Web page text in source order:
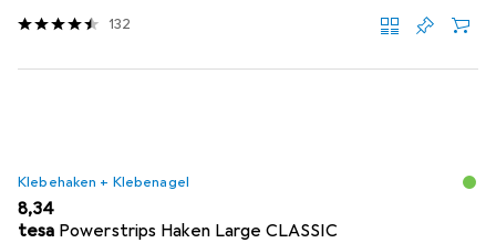
132
Klebehaken + Klebenagel
EUR
8,34
tesa Powerstrips Haken Large CLASSIC